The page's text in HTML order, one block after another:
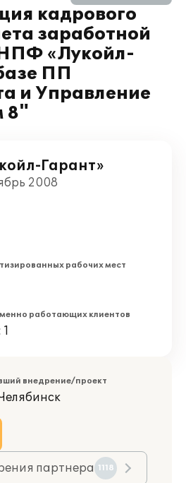
кадрового
заработной
«Лукойл-
ПП
и Управление
8"
Гарант»
2008
рабочих мест
работающих клиентов
внедрение/проект
партнера 1118